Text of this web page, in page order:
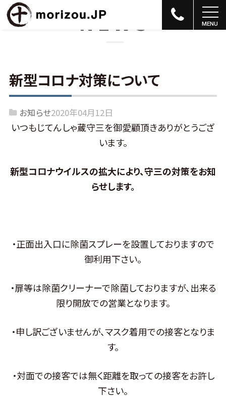
NEWS
新型コロナ対策について
お知らせ2020年04月12日
いつもじてんしゃ蔵守三を御愛顧頂きありがとうござ
います。
新型コロナウイルスの拡大により、守三の対策をお知
らせします。
・正面出入口に除菌スプレーを設置しておりますので
御利用下さい。
・扉等は除菌クリーナーで除菌しておりますが、出来る
限り開放での営業となります。
・申し訳ございませんが、マスク着用での接客となりま
す。
・対面での接客では無く距離を取っての接客をお許し
下さい。